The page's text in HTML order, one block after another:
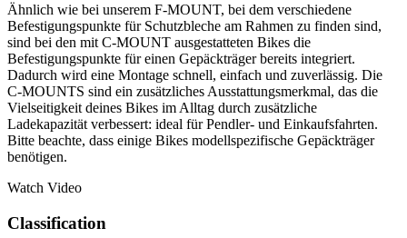
Ähnlich wie bei unserem F-MOUNT, bei dem verschiedene
Befestigungspunkte für Schutzbleche am Rahmen zu finden sind,
sind bei den mit C-MOUNT ausgestatteten Bikes die
Befestigungspunkte für einen Gepäckträger bereits integriert.
Dadurch wird eine Montage schnell, einfach und zuverlässig. Die
C-MOUNTS sind ein zusätzliches Ausstattungsmerkmal, das die
Vielseitigkeit deines Bikes im Alltag durch zusätzliche
Ladekapazität verbessert: ideal für Pendler- und Einkaufsfahrten.
Bitte beachte, dass einige Bikes modellspezifische Gepäckträger
benötigen.
Watch Video
Classification